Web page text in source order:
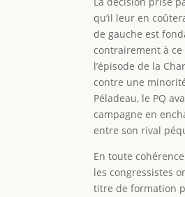
qu’il leur en
de gauche est
contrairement à ce
l’épisode de la
contre une
Péladeau, le PQ
campagne en
entre son rival
En toute
les congressistes
titre de formation